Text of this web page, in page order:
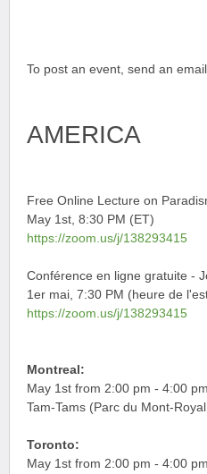
To post an event, send an
AMERICA
Free Online Lecture on
May 1st, 8:30 PM (ET)
https://zoom.us/j/138293415
Conférence en ligne gratuite -
1er mai, 7:30 PM (heure de
https://zoom.us/j/138293415
Montreal:
May 1st from 2:00 pm - 4:00 pm
Tam-Tams (Parc du Mont-
Toronto:
May 1st from 2:00 pm - 4:00 pm.